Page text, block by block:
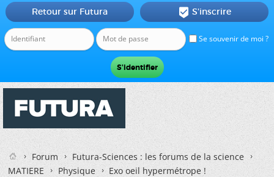
Se souvenir de moi ?
Retour sur Futura  S'inscrire
Forum
Futura-Sciences : les forums de la science
MATIERE
Physique Exo oeil hypermétrope !